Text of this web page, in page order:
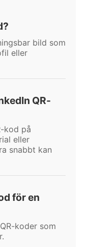
bild som
eller
QR-
kod på
eller
snabbt kan
för en
koder som